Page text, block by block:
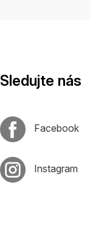
Sledujte nás
Facebook
Instagram